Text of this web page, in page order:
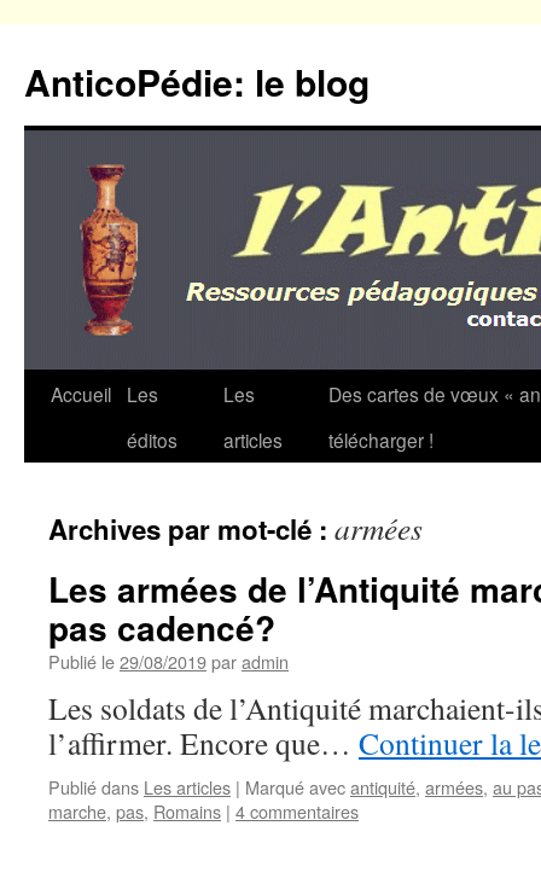
contenu
AnticoPédie: le blog
Accueil
Les
éditos
Les
articles
Des cartes de vœux «
télécharger !
Archives par mot-clé : armées
Les armées de l’Antiquité
pas cadencé?
Publié le29/08/2019paradmin
Les soldats de l’Antiquité marchaient-
l’affirmer. Encore que… Continuer la
Publié dans Les articles | Marqué avecantiquité, armées, au
marche, pas, Romains | 4 commentaires